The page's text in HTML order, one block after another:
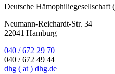
Deutsche Hämophiliegesellschaft (
Neumann-Reichardt-Str. 34
22041 Hamburg
040 / 672 29 70
040 / 672 49 44
dhg ( at ) dhg.de